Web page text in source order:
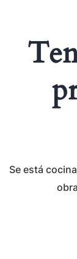
Se está